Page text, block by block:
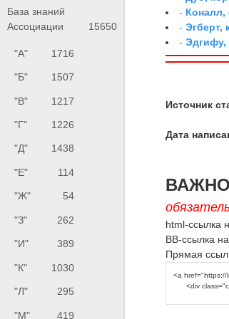
База знаний
Ассоциации
15650
"А" 1716
"Б" 1507
"В" 1217
"Г" 1226
"Д" 1438
"Е" 114
"Ж" 54
"З" 262
"И" 389
"К" 1030
"Л" 295
"М" 419
- Коналл,
-Эгберт,
-Эдгифу,
Источник
Дата
html-ссылка
BB-ссылка
Прямая